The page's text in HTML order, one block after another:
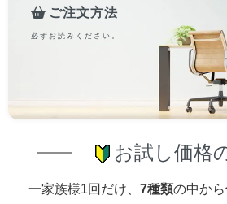
ご注文方法
必ずお読みください。
お試し価格
一家族様1回だけ、 7種類の中から